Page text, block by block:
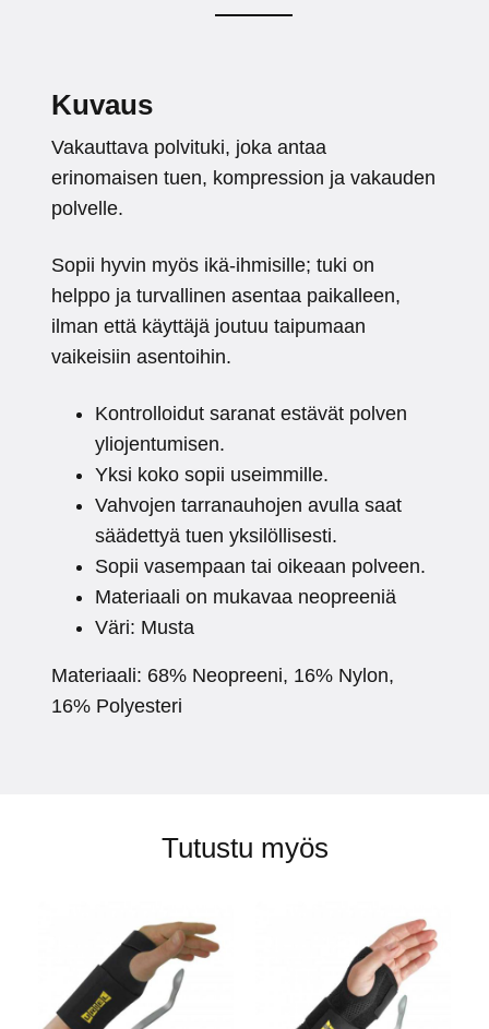
Kuvaus
Vakauttava polvituki, joka antaa
erinomaisen tuen, kompression ja vakauden
polvelle.
Sopii hyvin myös ikä-ihmisille; tuki on
helppo ja turvallinen asentaa paikalleen,
ilman että käyttäjä joutuu taipumaan
vaikeisiin asentoihin.
Kontrolloidut saranat estävät polven
yliojentumisen.
Yksi koko sopii useimmille.
Vahvojen tarranauhojen avulla saat
säädettyä tuen yksilöllisesti.
Sopii vasempaan tai oikeaan polveen.
Materiaali on mukavaa neopreeniä
Väri: Musta
Materiaali: 68% Neopreeni, 16% Nylon,
16% Polyesteri
Tutustu myös